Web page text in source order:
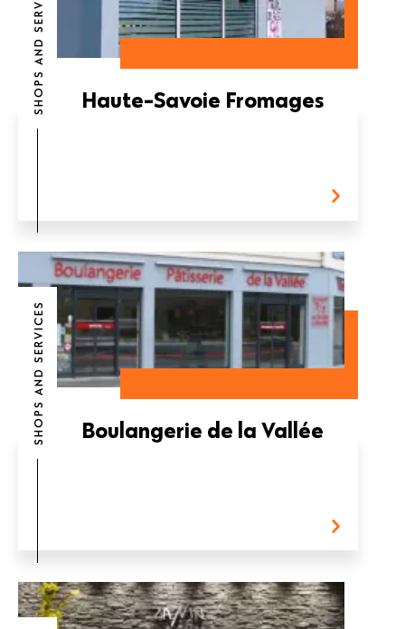
SHOPS AND SERVICES Haute-Savoie Fromages
SHOPS AND SERVICES Boulangerie de la Vallée